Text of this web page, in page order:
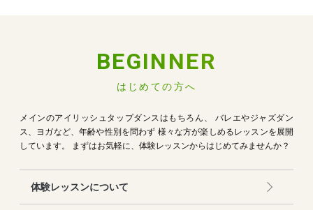
BEGINNER
はじめての方へ
メインのアイリッシュタップダンスはもちろん、
バレエやジャズダン
ス、ヨガなど、年齢や性別を問わず 様々な方が楽しめるレッスンを展開
しています。
まずはお気軽に、体験レッスンからはじめてみませんか？
体験レッスンについて